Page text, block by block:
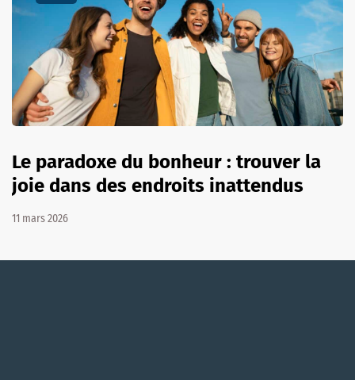
Le paradoxe du bonheur : trouver la
joie dans des endroits inattendus
11 mars 2026